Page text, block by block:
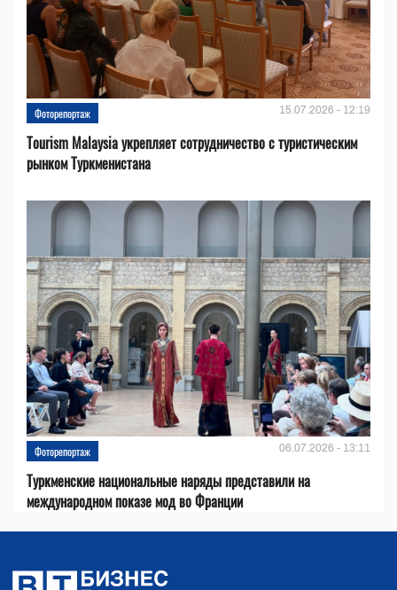
Фоторепортаж 15.07.2026 - 12:19
Tourism Malaysia укрепляет сотрудничество с туристическим
рынком Туркменистана
Фоторепортаж 06.07.2026 - 13:11
Туркменские национальные наряды представили на
международном показе мод во Франции